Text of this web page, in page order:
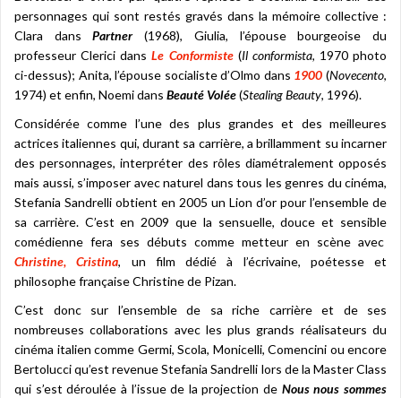
personnages qui sont restés gravés dans la mémoire collective :
Clara dansPartner
(1968), Giulia, l’épouse bourgeoise du
professeur Clerici dansLe Conformiste(Il conformista, 1970 photo
ci-dessus); Anita, l’épouse socialiste d’Olmo dans 1900 (Novecento,
1974) et enfin, Noemi dans Beauté Volée(Stealing Beauty, 1996).
Considérée comme l’une des plus grandes et des meilleures
actrices italiennes qui, durant sa carrière, a brillamment su incarner
des personnages, interpréter des rôles diamétralement opposés
mais aussi, s’imposer avec naturel dans tous les genres du cinéma,
Stefania Sandrelli obtient en 2005 un Lion d’or pour l’ensemble de
sa carrière. C’est en 2009 que la sensuelle, douce et sensible
comédienne fera ses débuts comme metteur en scène avec
Christine, Cristina, un film dédié à l’écrivaine, poétesse et
philosophe française Christine de Pizan.
C’est donc sur l’ensemble de sa riche carrière et de ses
nombreuses collaborations avec les plus grands réalisateurs du
cinéma italien comme Germi, Scola, Monicelli, Comencini ou encore
Bertolucci qu’est revenue Stefania Sandrelli lors de la Master Class
qui s’est déroulée à l’issue de la projection de Nous nous sommes